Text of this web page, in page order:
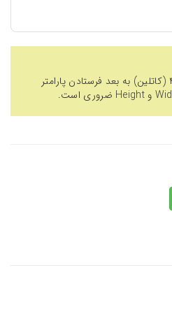
از ورژن ۴.۱.۴ (جاوا) و ۴.۵.۴ (کاتلین) به بعد فرستادن پارامتر